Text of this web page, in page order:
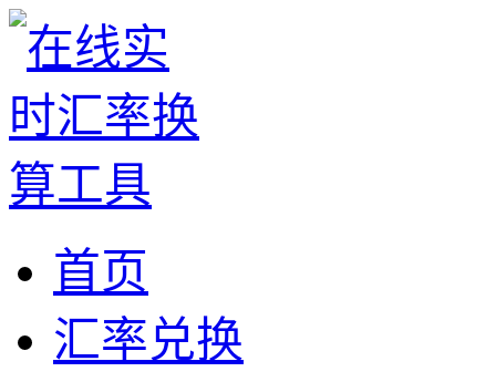
首页
汇率兑换